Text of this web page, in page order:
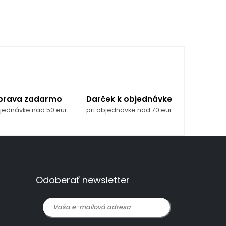
zadarmo
nad 50 eur
Darček k objednávke
pri objednávke nad 70 eur
Odoberať newsletter